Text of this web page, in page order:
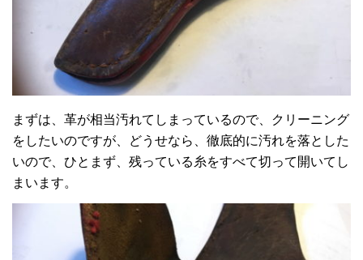
まずは、革が相当汚れてしまっているので、クリーニング
をしたいのですが、どうせなら、徹底的に汚れを落とした
いので、ひとまず、残っている糸をすべて切って開いてし
まいます。